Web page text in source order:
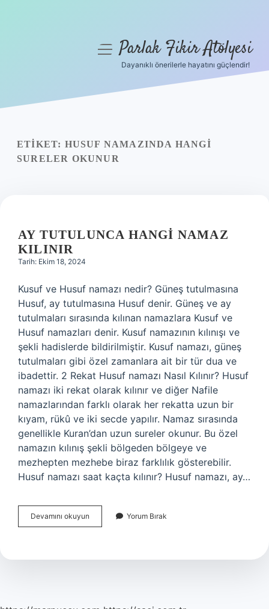
Yasal Uyarı
menüyüParlak Fikir Atölyesi
Dayanıklı önerilerle hayatını güçlendir!
ETIKET: HUSUF NAMAZINDA HANGI
SURELER OKUNUR
AY TUTULUNCA HANGI NAMAZ
KILINIR
Tarih: Ekim 18, 2024
Kusuf ve Husuf namazı nedir? Güneş tutulmasına
Husuf, ay tutulmasına Husuf denir. Güneş ve ay
tutulmaları sırasında kılınan namazlara Kusuf ve
Husuf namazları denir. Kusuf namazının kılınışı ve
şekli hadislerde bildirilmiştir. Kusuf namazı, güneş
tutulmaları gibi özel zamanlara ait bir tür dua ve
ibadettir. 2 Rekat Husuf namazı Nasıl Kılınır? Husuf
namazı iki rekat olarak kılınır ve diğer Nafile
namazlarından farklı olarak her rekatta uzun bir
kıyam, rükû ve iki secde yapılır. Namaz sırasında
genellikle Kuran’dan uzun sureler okunur. Bu özel
namazın kılınış şekli bölgeden bölgeye ve
mezhepten mezhebe biraz farklılık gösterebilir.
Husuf namazı saat kaçta kılınır? Husuf namazı, ay…
Devamını okuyun
Tutulunca
Kılınır
Yorum Bırak